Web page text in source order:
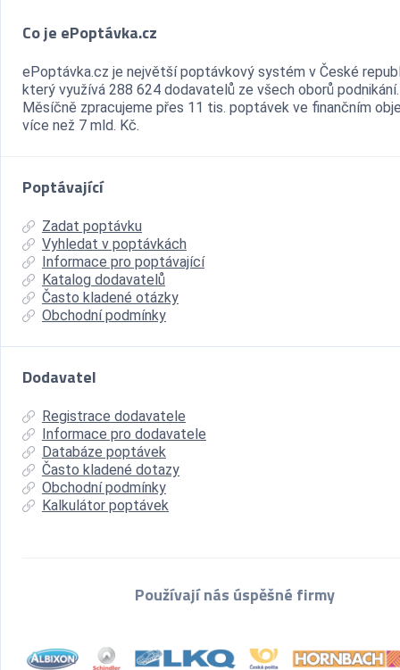
Co je ePoptávka.cz
ePoptávka.cz je největší poptávkový systém v České
který využívá 288 624 dodavatelů ze všech oborů podnikání.
Měsíčně zpracujeme přes 11 tis. poptávek ve finančním
více než 7 mld. Kč.
Poptávající
Zadat poptávku
Vyhledat v poptávkách
Informace pro poptávající
Katalog dodavatelů
Často kladené otázky
Obchodní podmínky
Dodavatel
Registrace dodavatele
Informace pro dodavatele
Databáze poptávek
Často kladené dotazy
Obchodní podmínky
Kalkulátor poptávek
Používají nás úspěšné firmy